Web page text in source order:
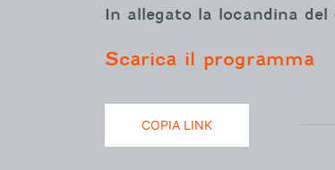
In allegato la locandina del
Scarica il programma
COPIA LINK